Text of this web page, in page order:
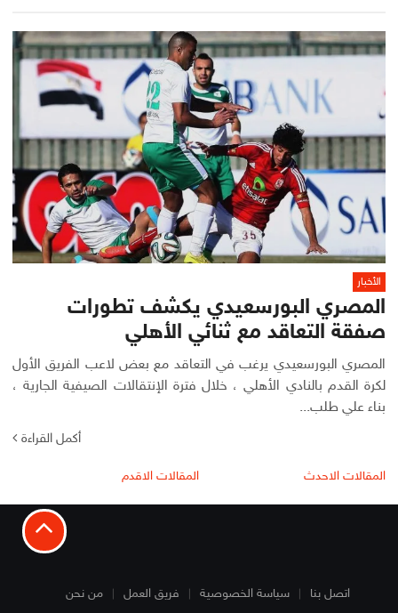
الأخبار
المصري البورسعيدي يكشف تطورات
صفقة التعاقد مع ثنائي الأهلي
المصري البورسعيدي يرغب في التعاقد مع بعض لاعب الفريق الأول
لكرة القدم بالنادي الأهلي ، خلال فترة الإنتقالات الصيفية الجارية ،
بناء علي طلب...
أكمل القراءة
تصفّح
المقالات
المقالات الاقدم المقالات الاحدث
اتصل بنا سياسة الخصوصية فريق العمل من نحن